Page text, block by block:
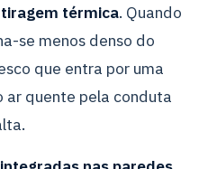
tiragem térmica. Quando
se menos denso do
que entra por uma
ar quente pela conduta